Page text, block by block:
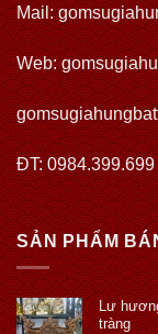
Mail:
Web:
ĐT: 0984.399.699
SẢN PHẨM
Lư
tràng